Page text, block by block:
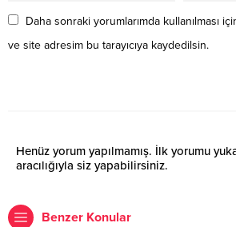
Daha sonraki yorumlarımda kullanılması
ve site adresim bu tarayıcıya kaydedilsin.
Henüz yorum yapılmamış. İlk yorumu
aracılığıyla siz yapabilirsiniz.
Benzer Konular